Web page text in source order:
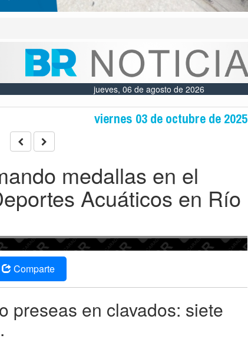
jueves, 06 de agosto de 2026
viernes 03 de octubre de 2025
medallas en el
Acuáticos en Río
Comparte
preseas en clavados: siete